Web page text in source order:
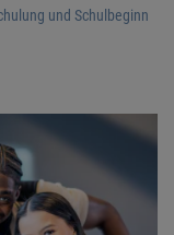
und Schulbeginn